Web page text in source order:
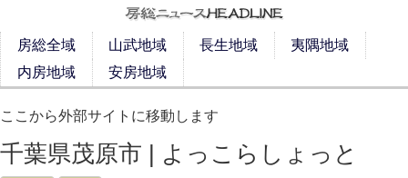
房総全域 山武地域 長生地域
夷隅地域
内房地域
安房地域
ここから外部サイトに移動します
千葉県茂原市 | よっこらしょっと